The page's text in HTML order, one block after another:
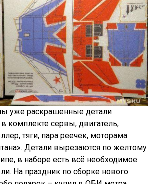
уже раскрашенные детали
комплекте сервы, двигатель,
тяги, пара реечек, моторама.
Детали вырезаются по желтому
в наборе есть всё необходимое
На праздник по сборке нового